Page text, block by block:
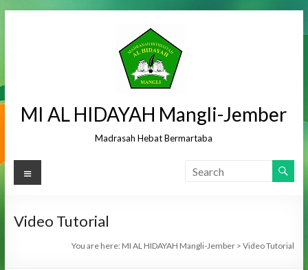
MI AL HIDAYAH Mangli-Jember
Madrasah Hebat Bermartaba
Menu
Video Tutorial
You are here: MI AL HIDAYAH Mangli-Jember >Video Tutorial